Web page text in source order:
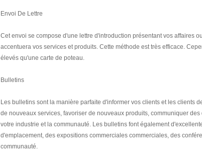
Envoi De Lettre
Cet envoi se compose d'une lettre d'introduction présentant vos affaires
accentuera vos services et produits. Cette méthode est très efficace.
élevés qu'une carte de poteau.
Bulletins
Les bulletins sont la manière parfaite d'informer vos clients et les clients
de nouveaux services, favoriser de nouveaux produits, communiquer
votre industrie et la communauté. Les bulletins font également
d'emplacement, des expositions commerciales commerciales, des
communauté.